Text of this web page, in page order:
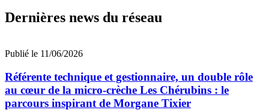
Dernières news du réseau
Publié le 11/06/2026
Référente technique et gestionnaire, un double rôle
au cœur de la micro-crèche Les Chérubins : le
parcours inspirant de Morgane Tixier